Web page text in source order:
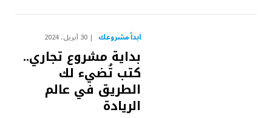
ابدأ مشروعك 30 أبريل، 2024
بداية مشروع تجاري..
كتب تُضيء لك
الطريق في عالم
الريادة